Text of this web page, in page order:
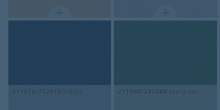
211016/232016 indigo 211088/232088 evergreen